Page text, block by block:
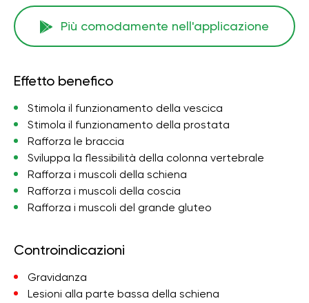
Più comodamente nell'applicazione
Effetto benefico
Stimola il funzionamento della vescica
Stimola il funzionamento della prostata
Rafforza le braccia
Sviluppa la flessibilità della colonna vertebrale
Rafforza i muscoli della schiena
Rafforza i muscoli della coscia
Rafforza i muscoli del grande gluteo
Controindicazioni
Gravidanza
Lesioni alla parte bassa della schiena